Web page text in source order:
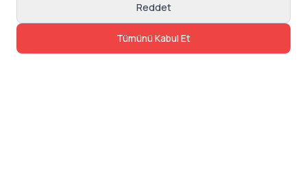
Reddet
Tümünü Kabul Et